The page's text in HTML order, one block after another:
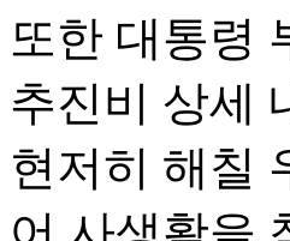
또한 대통령
추진비 상세
현저히 해칠